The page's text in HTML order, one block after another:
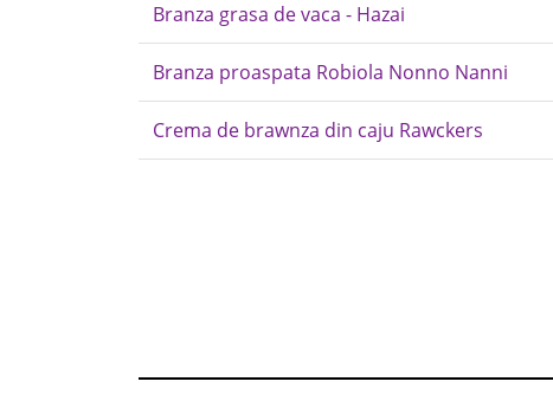
Branza grasa de vaca - Hazai
Branza proaspata Robiola Nonno Nanni
Crema de brawnza din caju Rawckers